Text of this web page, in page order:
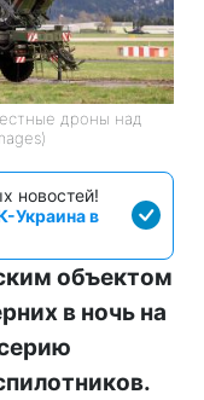
дроны над
новостей!
Украина в
объектом
в ночь на